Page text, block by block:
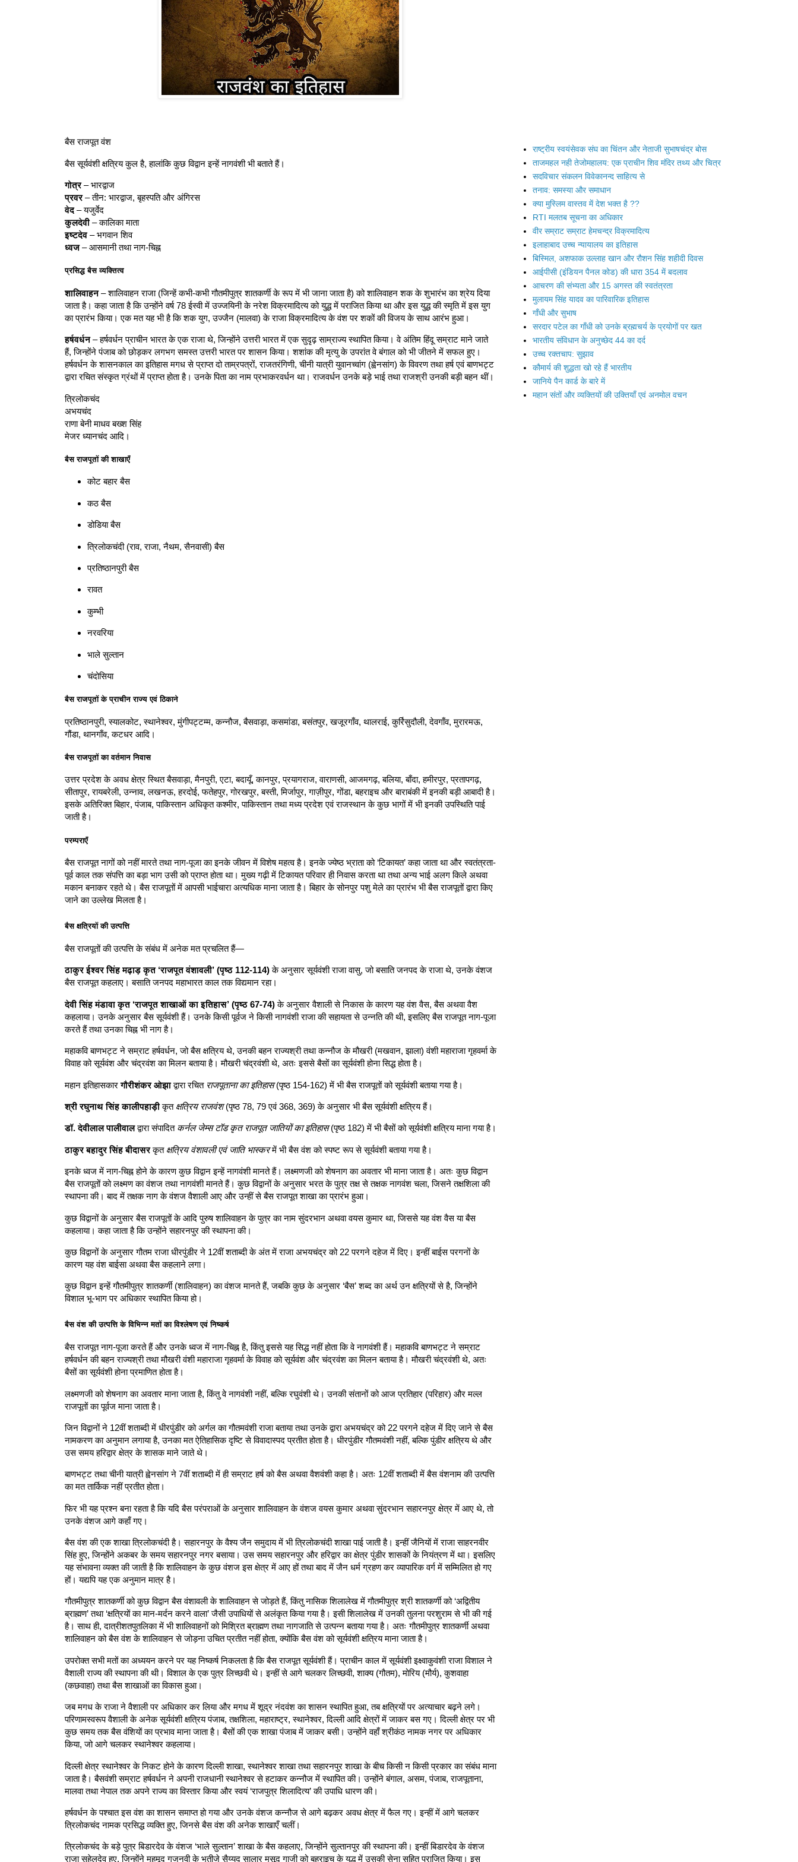
बैस राजपूत वंश
बैस सूर्यवंशी क्षत्रिय कुल है, हालांकि कुछ विद्वान इन्हें नागवंशी भी बताते हैं।
गोत्र– भारद्वाज
प्रवर– तीन: भारद्वाज, बृहस्पति और अंगिरस
वेद– यजुर्वेद
कुलदेवी– कालिका माता
इष्टदेव– भगवान शिव
ध्वज– आसमानी तथा नाग-चिह्न
प्रसिद्ध बैस व्यक्तित्व
शालिवाहन– शालिवाहन राजा (जिन्हें कभी-कभी गौतमीपुत्र शातकर्णी के रूप में भी जाना जाता है) को शालिवाहन शक के शुभारंभ का श्रेय दिया
जाता है। कहा जाता है कि उन्होंने वर्ष 78 ईस्वी में उज्जयिनी के नरेश विक्रमादित्य को युद्ध में पराजित किया था और इस युद्ध की स्मृति में इस युग
का प्रारंभ किया। एक मत यह भी है कि शक युग, उज्जैन (मालवा) के राजा विक्रमादित्य के वंश पर शकों की विजय के साथ आरंभ हुआ।
हर्षवर्धन– हर्षवर्धन प्राचीन भारत के एक राजा थे, जिन्होंने उत्तरी भारत में एक सुदृढ़ साम्राज्य स्थापित किया। वे अंतिम हिंदू सम्राट माने जाते
हैं, जिन्होंने पंजाब को छोड़कर लगभग समस्त उत्तरी भारत पर शासन किया। शशांक की मृत्यु के उपरांत वे बंगाल को भी जीतने में सफल हुए।
हर्षवर्धन के शासनकाल का इतिहास मगध से प्राप्त दो ताम्रपत्रों, राजतरंगिणी, चीनी यात्री युवानच्वांग (ह्वेनसांग) के विवरण तथा हर्ष एवं बाणभट्ट
द्वारा रचित संस्कृत ग्रंथों में प्राप्त होता है। उनके पिता का नाम प्रभाकरवर्धन था। राजवर्धन उनके बड़े भाई तथा राजश्री उनकी बड़ी बहन थीं।
त्रिलोकचंद
अभयचंद
राणा बेनी माधव बख्श सिंह
मेजर ध्यानचंद आदि।
बैस राजपूतों की शाखाएँ
कोट बहार बैस
कठ बैस
डोडिया बैस
त्रिलोकचंदी (राव, राजा, नैथम, सैनवासी) बैस
प्रतिष्ठानपुरी बैस
रावत
कुम्भी
नरवरिया
भाले सुल्तान
चंदोसिया
बैस राजपूतों के प्राचीन राज्य एवं ठिकाने
प्रतिष्ठानपुरी, स्यालकोट, स्थानेश्वर, मुंगीपट्टम्म, कन्नौज, बैसवाड़ा, कसमांडा, बसंतपुर, खजूरगाँव, थालराई, कुर्रिसुदौली, देवगाँव, मुरारमऊ,
गौंडा, थानगाँव, कटधर आदि।
बैस राजपूतों का वर्तमान निवास
उत्तर प्रदेश के अवध क्षेत्र स्थित बैसवाड़ा, मैनपुरी, एटा, बदायूँ, कानपुर, प्रयागराज, वाराणसी, आजमगढ़, बलिया, बाँदा, हमीरपुर, प्रतापगढ़,
सीतापुर, रायबरेली, उन्नाव, लखनऊ, हरदोई, फतेहपुर, गोरखपुर, बस्ती, मिर्जापुर, गाज़ीपुर, गोंडा, बहराइच और बाराबंकी में इनकी बड़ी आबादी है।
इसके अतिरिक्त बिहार, पंजाब, पाकिस्तान अधिकृत कश्मीर, पाकिस्तान तथा मध्य प्रदेश एवं राजस्थान के कुछ भागों में भी इनकी उपस्थिति पाई
जाती है।
परम्पराएँ
बैस राजपूत नागों को नहीं मारते तथा नाग-पूजा का इनके जीवन में विशेष महत्व है। इनके ज्येष्ठ भ्राता को ‘टिकायत’ कहा जाता था और स्वतंत्रता-
पूर्व काल तक संपत्ति का बड़ा भाग उसी को प्राप्त होता था। मुख्य गढ़ी में टिकायत परिवार ही निवास करता था तथा अन्य भाई अलग किले अथवा
मकान बनाकर रहते थे। बैस राजपूतों में आपसी भाईचारा अत्यधिक माना जाता है। बिहार के सोनपुर पशु मेले का प्रारंभ भी बैस राजपूतों द्वारा किए
जाने का उल्लेख मिलता है।
बैस क्षत्रियों की उत्पत्ति
बैस राजपूतों की उत्पत्ति के संबंध में अनेक मत प्रचलित हैं—
ठाकुर ईश्वर सिंह मढ़ाड़ कृत ‘राजपूत वंशावली’ (पृष्ठ 112-114)के अनुसार सूर्यवंशी राजा वासु, जो बसाति जनपद के राजा थे, उनके वंशज
बैस राजपूत कहलाए। बसाति जनपद महाभारत काल तक विद्यमान रहा।
देवी सिंह मंडावा कृत ‘राजपूत शाखाओं का इतिहास’ (पृष्ठ 67-74)के अनुसार वैशाली से निकास के कारण यह वंश वैस, बैस अथवा वैश
कहलाया। उनके अनुसार बैस सूर्यवंशी हैं। उनके किसी पूर्वज ने किसी नागवंशी राजा की सहायता से उन्नति की थी, इसलिए बैस राजपूत नाग-पूजा
करते हैं तथा उनका चिह्न भी नाग है।
महाकवि बाणभट्ट ने सम्राट हर्षवर्धन, जो बैस क्षत्रिय थे, उनकी बहन राज्यश्री तथा कन्नौज के मौखरी (मखवान, झाला) वंशी महाराजा गृहवर्मा के
विवाह को सूर्यवंश और चंद्रवंश का मिलन बताया है। मौखरी चंद्रवंशी थे, अतः इससे बैसों का सूर्यवंशी होना सिद्ध होता है।
महान इतिहासकारगौरीशंकर ओझाद्वारा रचित राजपूताना का इतिहास(पृष्ठ 154-162) में भी बैस राजपूतों को सूर्यवंशी बताया गया है।
श्री रघुनाथ सिंह कालीपहाड़ीकृत क्षत्रिय राजवंश(पृष्ठ 78, 79 एवं 368, 369) के अनुसार भी बैस सूर्यवंशी क्षत्रिय हैं।
डॉ. देवीलाल पालीवालद्वारा संपादित कर्नल जेम्स टॉड कृत राजपूत जातियों का इतिहास(पृष्ठ 182) में भी बैसों को सूर्यवंशी क्षत्रिय माना गया है।
ठाकुर बहादुर सिंह बीदासरकृत क्षत्रिय वंशावली एवं जाति भास्करमें भी बैस वंश को स्पष्ट रूप से सूर्यवंशी बताया गया है।
इनके ध्वज में नाग-चिह्न होने के कारण कुछ विद्वान इन्हें नागवंशी मानते हैं। लक्ष्मणजी को शेषनाग का अवतार भी माना जाता है। अतः कुछ विद्वान
बैस राजपूतों को लक्ष्मण का वंशज तथा नागवंशी मानते हैं। कुछ विद्वानों के अनुसार भरत के पुत्र तक्ष से तक्षक नागवंश चला, जिसने तक्षशिला की
स्थापना की। बाद में तक्षक नाग के वंशज वैशाली आए और उन्हीं से बैस राजपूत शाखा का प्रारंभ हुआ।
कुछ विद्वानों के अनुसार बैस राजपूतों के आदि पुरुष शालिवाहन के पुत्र का नाम सुंदरभान अथवा वयस कुमार था, जिससे यह वंश वैस या बैस
कहलाया। कहा जाता है कि उन्होंने सहारनपुर की स्थापना की।
कुछ विद्वानों के अनुसार गौतम राजा धीरपुंडीर ने 12वीं शताब्दी के अंत में राजा अभयचंद्र को 22 परगने दहेज में दिए। इन्हीं बाईस परगनों के
कारण यह वंश बाईसा अथवा बैस कहलाने लगा।
कुछ विद्वान इन्हें गौतमीपुत्र शातकर्णी (शालिवाहन) का वंशज मानते हैं, जबकि कुछ के अनुसार ‘बैस’ शब्द का अर्थ उन क्षत्रियों से है, जिन्होंने
विशाल भू-भाग पर अधिकार स्थापित किया हो।
बैस वंश की उत्पत्ति के विभिन्न मतों का विश्लेषण एवं निष्कर्ष
बैस राजपूत नाग-पूजा करते हैं और उनके ध्वज में नाग-चिह्न है, किंतु इससे यह सिद्ध नहीं होता कि वे नागवंशी हैं। महाकवि बाणभट्ट ने सम्राट
हर्षवर्धन की बहन राज्यश्री तथा मौखरी वंशी महाराजा गृहवर्मा के विवाह को सूर्यवंश और चंद्रवंश का मिलन बताया है। मौखरी चंद्रवंशी थे, अतः
बैसों का सूर्यवंशी होना प्रमाणित होता है।
लक्ष्मणजी को शेषनाग का अवतार माना जाता है, किंतु वे नागवंशी नहीं, बल्कि रघुवंशी थे। उनकी संतानों को आज प्रतिहार (परिहार) और मल्ल
राजपूतों का पूर्वज माना जाता है।
जिन विद्वानों ने 12वीं शताब्दी में धीरपुंडीर को अर्गल का गौतमवंशी राजा बताया तथा उनके द्वारा अभयचंद्र को 22 परगने दहेज में दिए जाने से बैस
नामकरण का अनुमान लगाया है, उनका मत ऐतिहासिक दृष्टि से विवादास्पद प्रतीत होता है। धीरपुंडीर गौतमवंशी नहीं, बल्कि पुंडीर क्षत्रिय थे और
उस समय हरिद्वार क्षेत्र के शासक माने जाते थे।
बाणभट्ट तथा चीनी यात्री ह्वेनसांग ने 7वीं शताब्दी में ही सम्राट हर्ष को बैस अथवा वैशवंशी कहा है। अतः 12वीं शताब्दी में बैस वंशनाम की उत्पत्ति
का मत तार्किक नहीं प्रतीत होता।
फिर भी यह प्रश्न बना रहता है कि यदि बैस परंपराओं के अनुसार शालिवाहन के वंशज वयस कुमार अथवा सुंदरभान सहारनपुर क्षेत्र में आए थे, तो
उनके वंशज आगे कहाँ गए।
बैस वंश की एक शाखा त्रिलोकचंदी है। सहारनपुर के वैश्य जैन समुदाय में भी त्रिलोकचंदी शाखा पाई जाती है। इन्हीं जैनियों में राजा साहरनवीर
सिंह हुए, जिन्होंने अकबर के समय सहारनपुर नगर बसाया। उस समय सहारनपुर और हरिद्वार का क्षेत्र पुंडीर शासकों के नियंत्रण में था। इसलिए
यह संभावना व्यक्त की जाती है कि शालिवाहन के कुछ वंशज इस क्षेत्र में आए हों तथा बाद में जैन धर्म ग्रहण कर व्यापारिक वर्ग में सम्मिलित हो गए
हों। यद्यपि यह एक अनुमान मात्र है।
गौतमीपुत्र शातकर्णी को कुछ विद्वान बैस वंशावली के शालिवाहन से जोड़ते हैं, किंतु नासिक शिलालेख में गौतमीपुत्र श्री शातकर्णी को ‘अद्वितीय
ब्राह्मण’ तथा ‘क्षत्रियों का मान-मर्दन करने वाला’ जैसी उपाधियों से अलंकृत किया गया है। इसी शिलालेख में उनकी तुलना परशुराम से भी की गई
है। साथ ही, दात्रीशतपुतलिका में भी शालिवाहनों को मिश्रित ब्राह्मण तथा नागजाति से उत्पन्न बताया गया है। अतः गौतमीपुत्र शातकर्णी अथवा
शालिवाहन को बैस वंश के शालिवाहन से जोड़ना उचित प्रतीत नहीं होता, क्योंकि बैस वंश को सूर्यवंशी क्षत्रिय माना जाता है।
उपरोक्त सभी मतों का अध्ययन करने पर यह निष्कर्ष निकलता है कि बैस राजपूत सूर्यवंशी हैं। प्राचीन काल में सूर्यवंशी इक्ष्वाकुवंशी राजा विशाल ने
वैशाली राज्य की स्थापना की थी। विशाल के एक पुत्र लिच्छवी थे। इन्हीं से आगे चलकर लिच्छवी, शाक्य (गौतम), मोरिय (मौर्य), कुशवाहा
(कछवाहा) तथा बैस शाखाओं का विकास हुआ।
जब मगध के राजा ने वैशाली पर अधिकार कर लिया और मगध में शूद्र नंदवंश का शासन स्थापित हुआ, तब क्षत्रियों पर अत्याचार बढ़ने लगे।
परिणामस्वरूप वैशाली के अनेक सूर्यवंशी क्षत्रिय पंजाब, तक्षशिला, महाराष्ट्र, स्थानेश्वर, दिल्ली आदि क्षेत्रों में जाकर बस गए। दिल्ली क्षेत्र पर भी
कुछ समय तक बैस वंशियों का प्रभाव माना जाता है। बैसों की एक शाखा पंजाब में जाकर बसी। उन्होंने वहाँ श्रीकंठ नामक नगर पर अधिकार
किया, जो आगे चलकर स्थानेश्वर कहलाया।
दिल्ली क्षेत्र स्थानेश्वर के निकट होने के कारण दिल्ली शाखा, स्थानेश्वर शाखा तथा सहारनपुर शाखा के बीच किसी न किसी प्रकार का संबंध माना
जाता है। बैसवंशी सम्राट हर्षवर्धन ने अपनी राजधानी स्थानेश्वर से हटाकर कन्नौज में स्थापित की। उन्होंने बंगाल, असम, पंजाब, राजपूताना,
मालवा तथा नेपाल तक अपने राज्य का विस्तार किया और स्वयं ‘राजपुत्र शिलादित्य’ की उपाधि धारण की।
हर्षवर्धन के पश्चात इस वंश का शासन समाप्त हो गया और उनके वंशज कन्नौज से आगे बढ़कर अवध क्षेत्र में फैल गए। इन्हीं में आगे चलकर
त्रिलोकचंद नामक प्रसिद्ध व्यक्ति हुए, जिनसे बैस वंश की अनेक शाखाएँ चलीं।
त्रिलोकचंद के बड़े पुत्र बिडारदेव के वंशज ‘भाले सुल्तान’ शाखा के बैस कहलाए, जिन्होंने सुल्तानपुर की स्थापना की। इन्हीं बिडारदेव के वंशज
राजा सुहेलदेव हुए, जिन्होंने महमूद गजनवी के भतीजे सैय्यद सालार मसूद गाजी को बहराइच के युद्ध में उसकी सेना सहित पराजित किया। इस
राष्ट्रीय स्वयंसेवक संघ का चिंतन और नेताजी सुभाषचंद्र बोस
ताजमहल नही तेजोमहालय: एक प्राचीन शिव मंदिर तथ्य और चित्र
सदविचार संकलन विवेकानन्द साहित्य से
तनाव: समस्या और समाधान
क्या मुस्लिम वास्तव में देश भक्त है ??
RTI मलतब सूचना का अधिकार
वीर सम्राट सम्राट हेमचन्द्र विक्रमादित्य
इलाहाबाद उच्च न्यायालय का इतिहास
बिस्मिल, अशफाक उल्लाह खान और रौशन सिंह शहीदी दिवस
आईपीसी (इंडियन पैनल कोड) की धारा 354 में बदलाव
आचरण की संभ्यता और 15 अगस्त की स्वतंत्रता
मुलायम सिंह यादव का पारिवारिक इतिहास
गाँधी और सुभाष
सरदार पटेल का गाँधी को उनके ब्रह्मचर्य के प्रयोगों पर खत
भारतीय संविधान के अनुच्छेद 44 का दर्द
उच्च रक्तचाप: सुझाव
कौमार्य की शुद्धता खो रहे हैं भारतीय
जानिये पैन कार्ड के बारे में
महान संतों और व्यक्तियों की उक्तियाँ एवं अनमोल वचन